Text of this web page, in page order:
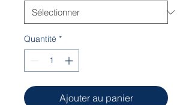
Quantité *
Ajouter au panier